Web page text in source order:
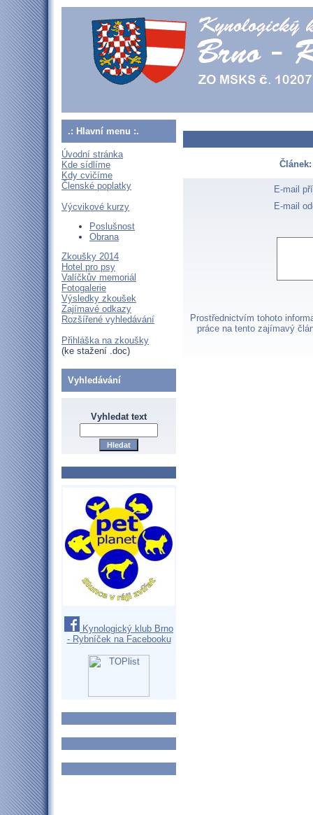
.: Hlavní menu :.
Úvodní stránka
Kde sídlíme
Kdy cvičíme
Členské poplatky
Výcvikové kurzy
Poslušnost
Obrana
Zkoušky 2014
Hotel pro psy
Valíčkův memoriál
Fotogalerie
Výsledky zkoušek
Zajímavé odkazy
Rozšířené vyhledávání
Přihláška na zkoušky
(ke stažení .doc)
Vyhledávání
Vyhledat text
Kynologický klub Brno
- Rybníček na Facebooku
E-mail
E-mail
Prostřednictvím tohoto
práce na tento zajímavý